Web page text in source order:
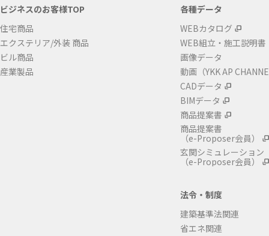
ビジネスのお客様TOP
住宅商品
エクステリア/外装 商品
ビル商品
産業製品
各種データ
WEBカタログ
WEB組立・施工説明書
画像データ
動画（YKK AP
CADデータ
BIMデータ
商品提案書
商品提案書
（e-Proposer会員）
玄関シミュレーション
（e-Proposer会員）
法令・制度
建築基準法関連
省エネ関連